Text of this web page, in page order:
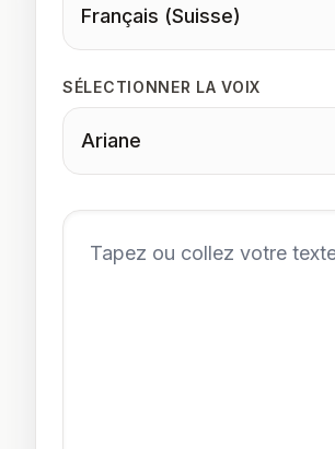
Français (Suisse)
SÉLECTIONNER LA VOIX
Ariane